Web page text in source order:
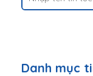
Danh mục